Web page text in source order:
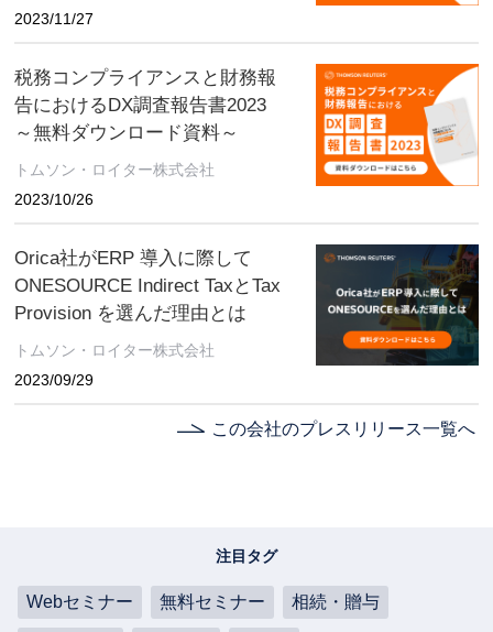
2023/11/27
税務コンプライアンスと財務報
告におけるDX調査報告書2023
～無料ダウンロード資料～
トムソン・ロイター株式会社
2023/10/26
Orica社がERP 導入に際して
ONESOURCE Indirect TaxとTax
Provision を選んだ理由とは
トムソン・ロイター株式会社
2023/09/29
この会社のプレスリリース一覧へ
注目タグ
Webセミナー 無料セミナー 相続・贈与